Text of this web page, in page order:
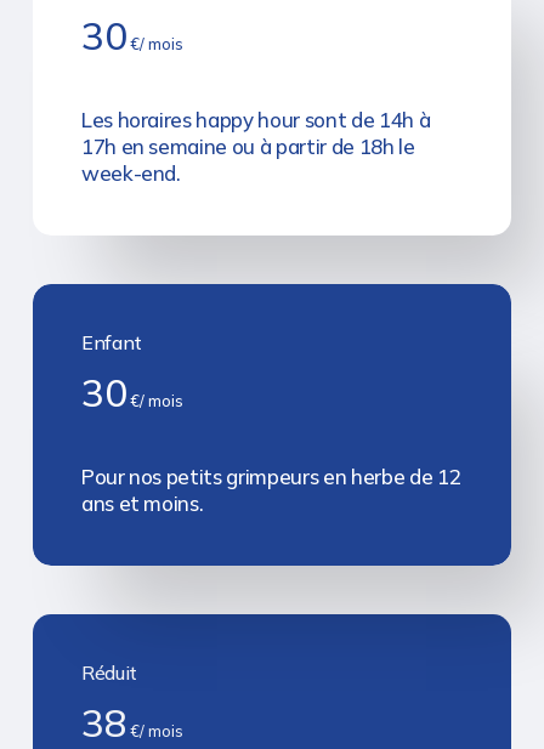
30€/ mois
Les horaires happy hour sont de 14h à
17h en semaine ou à partir de 18h le
week-end.
Enfant
30€/ mois
Pour nos petits grimpeurs en herbe de 12
ans et moins.
Réduit
38 €/ mois